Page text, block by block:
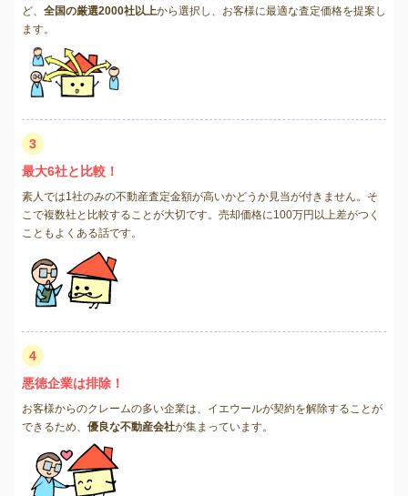
ど、 全国の厳選2000社以上から選択し、お客様に最適な査定価格を提案し
ます。
3
最大6社と比較！
素人では1社のみの不動産査定金額が高いかどうか見当が付きません。そ
こで複数社と比較することが大切です。売却価格に100万円以上差がつく
こともよくある話です。
4
悪徳企業は排除！
お客様からのクレームの多い企業は、イエウールが契約を解除することが
できるため、 優良な不動産会社が集まっています。